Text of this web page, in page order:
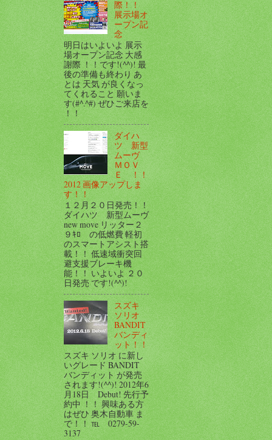
際！！
展示場オ
ープン記
念
明日はいよいよ 展示
場オープン記念 大感
謝際 ！！です!(^^)! 最
後の準備も終わり あ
とは 天気 が良くなっ
てくれること 願いま
す(#^.^#) ぜひご来店を
！！
ダイハ
ツ 新型
ムーヴ
ＭＯＶ
Ｅ ！！
2012 画像アップしま
す！！
１２月２０日発売！！
ダイハツ 新型ムーヴ
new move リッター２
９ｷﾛ の低燃費 軽初
のスマートアシスト搭
載！！ 低速域衝突回
避支援ブレーキ機
能！！ いよいよ ２０
日発売 です!(^^)!
スズキ
ソリオ
BANDIT
バンディ
ット！！
スズキ ソリオ に新し
いグレード BANDIT
バンディット が発売
されます!(^^)! 2012年6
月18日 Debut! 先行予
約中 ！！ 興味ある方
はぜひ 奥木自動車 ま
で！！ ℡ 0279-59-
3137